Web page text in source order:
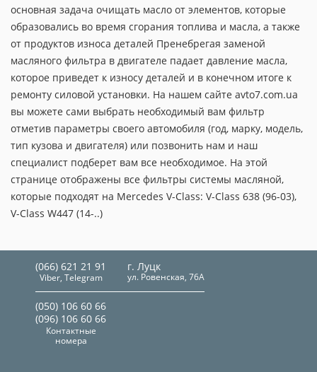
основная задача очищать масло от элементов, которые
образовались во время сгорания топлива и масла, а также
от продуктов износа деталей Пренебрегая заменой
масляного фильтра в двигателе падает давление масла,
которое приведет к износу деталей и в конечном итоге к
ремонту силовой установки. На нашем сайте avto7.com.ua
вы можете сами выбрать необходимый вам фильтр
отметив параметры своего автомобиля (год, марку, модель,
тип кузова и двигателя) или позвонить нам и наш
специалист подберет вам все необходимое. На этой
странице отображены все фильтры системы масляной,
которые подходят на Mercedes V-Class: V-Class 638 (96-03),
V-Class W447 (14-..)
(066) 621 21 91
Viber, Telegram
г. Луцк
ул. Ровенская, 76А
(050) 106 60 66
(096) 106 60 66
Контактные
номера